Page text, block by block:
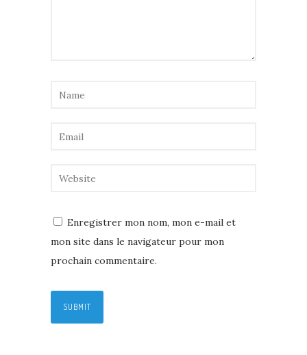
Enregistrer mon nom, mon e-mail et
mon site dans le navigateur pour mon
prochain commentaire.